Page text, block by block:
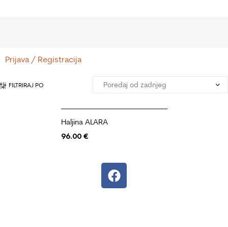
Prijava / Registracija
FILTRIRAJ PO
Haljina ALARA
96.00 €